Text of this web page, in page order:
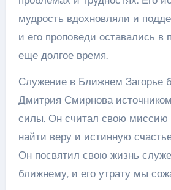
мудрость вдохновляли и
и его проповеди оставались в
еще долгое время.
Служение в Ближнем Загорье
Дмитрия Смирнова
силы. Он считал свою
найти веру и истинную
Он посвятил свою жизнь
ближнему, и его утрату мы